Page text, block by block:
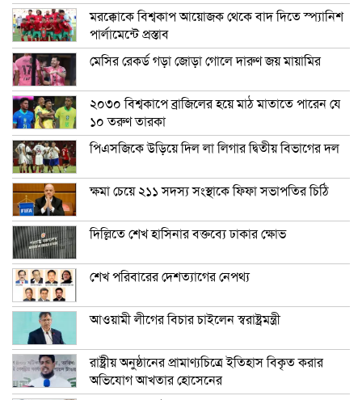
মরক্কোকে বিশ্বকাপ আয়োজক থেকে বাদ দিতে স্প্যানিশ
পার্লামেন্টে প্রস্তাব
মেসির রেকর্ড গড়া জোড়া গোলে দারুণ জয় মায়ামির
২০৩০ বিশ্বকাপে ব্রাজিলের হয়ে মাঠ মাতাতে পারেন যে
১০ তরুণ তারকা
পিএসজিকে উড়িয়ে দিল লা লিগার দ্বিতীয় বিভাগের দল
ক্ষমা চেয়ে ২১১ সদস্য সংস্থাকে ফিফা সভাপতির চিঠি
দিল্লিতে শেখ হাসিনার বক্তব্যে ঢাকার ক্ষোভ
শেখ পরিবারের দেশত্যাগের নেপথ্য
আওয়ামী লীগের বিচার চাইলেন স্বরাষ্ট্রমন্ত্রী
রাষ্ট্রীয় অনুষ্ঠানের প্রামাণ্যচিত্রে ইতিহাস বিকৃত করার
অভিযোগ আখতার হোসেনের